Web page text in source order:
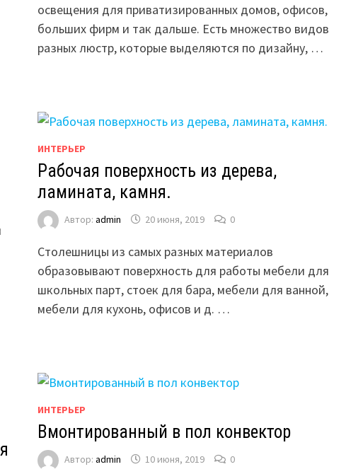
освещения для приватизированных домов, офисов,
больших фирм и так дальше. Есть множество видов
разных люстр, которые выделяются по дизайну, …
ИНТЕРЬЕР
Рабочая поверхность из дерева,
ламината, камня.
Автор: admin 20 июня, 2019 0
Столешницы из самых разных материалов
образовывают поверхность для работы мебели для
школьных парт, стоек для бара, мебели для ванной,
мебели для кухонь, офисов и д. …
ИНТЕРЬЕР
Вмонтированный в пол конвектор
Автор: admin 10 июня, 2019 0